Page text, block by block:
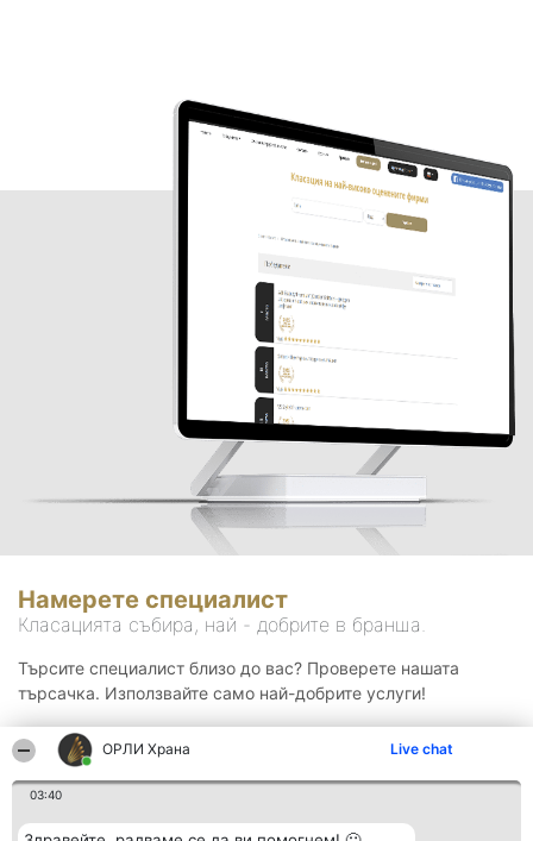
ОРЛИ Храна Live chat
03:40
Намерете специалист
Класацията събира, най - добрите в бранша.
Търсите специалист близо до вас? Проверете нашата
търсачка. Използвайте само най-добрите услуги!